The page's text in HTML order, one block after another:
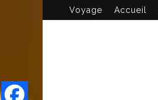
Voyage Accueil